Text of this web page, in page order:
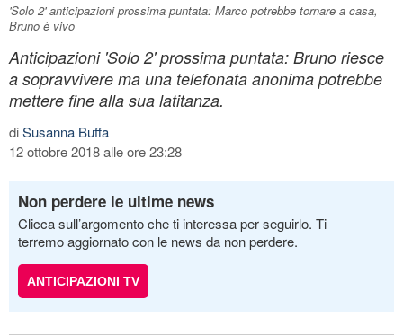
'Solo 2' anticipazioni prossima puntata: Marco potrebbe tornare a casa,
Bruno è vivo
Anticipazioni 'Solo 2' prossima puntata: Bruno riesce
a sopravvivere ma una telefonata anonima potrebbe
mettere fine alla sua latitanza.
diSusanna Buffa
12 ottobre 2018 alle ore 23:28
Non perdere le ultime news
Clicca sull’argomento che ti interessa per seguirlo. Ti
terremo aggiornato con le news da non perdere.
ANTICIPAZIONI TV